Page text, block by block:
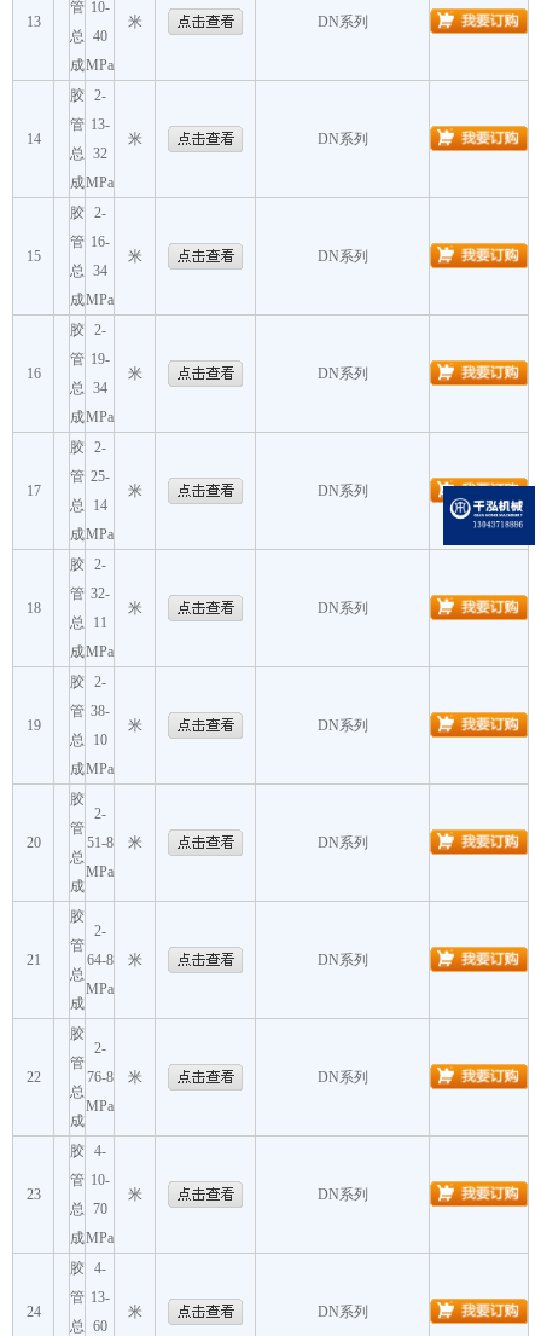
13
管
总
成
10-
40
MPa
米 DN系列
14
胶
管
总
成
2-
13-
32
MPa
米 DN系列
15
胶
管
总
成
2-
16-
34
MPa
米 DN系列
16
胶
管
总
成
2-
19-
34
MPa
米 DN系列
17
胶
管
总
成
2-
25-
14
MPa
米 DN系列
18
胶
管
总
成
2-
32-
11
MPa
米 DN系列
19
胶
管
总
成
2-
38-
10
MPa
米 DN系列
20
胶
管
总
成
2-
51-8
MPa
米 DN系列
21
胶
管
总
成
2-
64-8
MPa
米 DN系列
22
胶
管
总
成
2-
76-8
MPa
米 DN系列
23
胶
管
总
成
4-
10-
70
MPa
米 DN系列
24
胶
管
总
4-
13-
60
米 DN系列